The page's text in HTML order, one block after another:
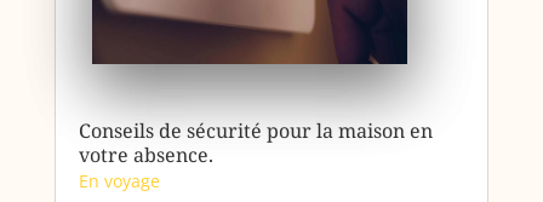
Conseils de sécurité pour la maison en
votre absence.
En voyage